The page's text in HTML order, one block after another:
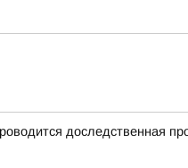
доследственная